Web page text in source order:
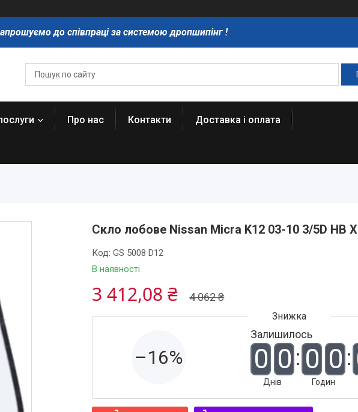
до співпраці за системою дропшипінг !
Про нас Контакти Доставка і оплата
Скло лобове Nissan Micra K12 03-10 3/5D HB
В наявності
Код:GS 5008 D12
4 062 ₴
3 412,08 ₴
–16%
Залишилось
0 0
Днів
0 0
Годин